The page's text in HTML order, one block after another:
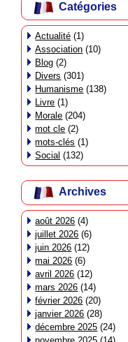
Catégories
Actualité (1)
Association (10)
Blog (2)
Divers (301)
Humanisme (138)
Livre (1)
Morale (204)
mot cle (2)
mots-clés (1)
Social (132)
Archives
août 2026 (4)
juillet 2026 (6)
juin 2026 (12)
mai 2026 (6)
avril 2026 (12)
mars 2026 (14)
février 2026 (20)
janvier 2026 (28)
décembre 2025 (24)